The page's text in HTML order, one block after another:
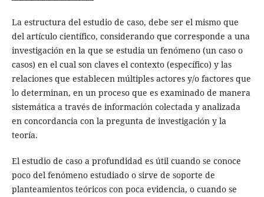
La estructura del estudio de caso, debe ser el mismo que
del artículo científico, considerando que corresponde a una
investigación en la que se estudia un fenómeno (un caso o
casos) en el cual son claves el contexto (específico) y las
relaciones que establecen múltiples actores y/o factores que
lo determinan, en un proceso que es examinado de manera
sistemática a través de información colectada y analizada
en concordancia con la pregunta de investigación y la
teoría.
El estudio de caso a profundidad es útil cuando se conoce
poco del fenómeno estudiado o sirve de soporte de
planteamientos teóricos con poca evidencia, o cuando se